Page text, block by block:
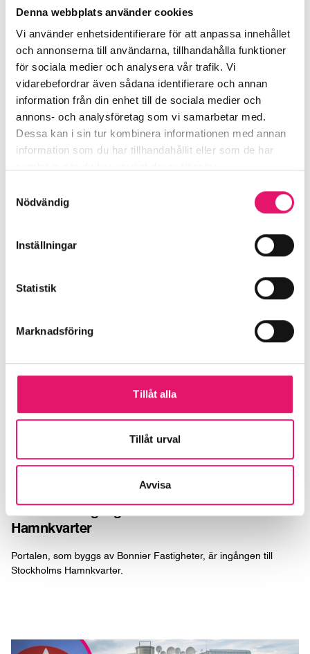
Denna webbplats använder cookies
Vi använder enhetsidentifierare för att anpassa innehållet
och annonserna till användarna, tillhandahålla funktioner
för sociala medier och analysera vår trafik. Vi
vidarebefordrar även sådana identifierare och annan
information från din enhet till de sociala medier och
annons- och analysföretag som vi samarbetar med.
Dessa kan i sin tur kombinera informationen med annan
information som du har tillhandahållit eller som de har
Nödvändig
Inställningar
Statistik
Marknadsföring
Tillåt alla
Tillåt urval
Avvisa
Nytt kontorshus under uppförande i Stockholms
Läs mer
Nyheter 2025-05-16
Nytt kontorshus under uppförande i
Stockholms Hamnkvarter – Grid 17
Grid 17, som byggs av Niam, är ett nytt kontorshus i Stockholms
Hamnkvarter - som står klart för inflyttning i början av 2026.
Portalen – ingången till Stockholms Hamnkvarter
Portalen – ingången till Stockholms
Hamnkvarter
Portalen, som byggs av Bonnier Fastigheter, är ingången till
Stockholms Hamnkvarter.